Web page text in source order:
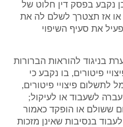
נקבע בפסק דין חלוט של
או אז תצטרך לשלם לה את
את סעיף השיפוי
בניגוד להוראות הברורות
לחוק פיצויי פיטורים, בו נקבע כי
לתשלום פיצויי פיטורים,
לשעבוד או לעיקול;
ששולם או הופקד כאמור
בנסיבות שאינן מזכות